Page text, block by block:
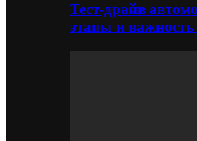
Тест-драйв
этапы и важность